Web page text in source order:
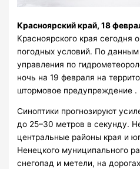
Красноярский край, 18
Красноярского края сегодня
погодных условий. По
управления по
ночь на 19 февраля на
штормовое предупреждение .
Синоптики прогнозируют
до 25–30 метров в секунду.
центральные районы края и
Ненецкого муниципального
снегопад и метели, на